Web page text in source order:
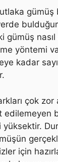
gümüş
nasıl
yöntemi
kadar
çok zor
edilemeyen
yüksektir.
için